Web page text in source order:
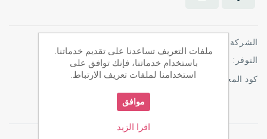
الشركة:
التوفر:
فى المخزن
كود المخزن:
NK_A_AOT_012
ملفات التعريف تساعدنا على تقديم خدماتنا.
باستخدام خدماتنا، فإنك توافق على
استخدامنا لملفات تعريف الارتباط.
موافق
اقرا الزيد